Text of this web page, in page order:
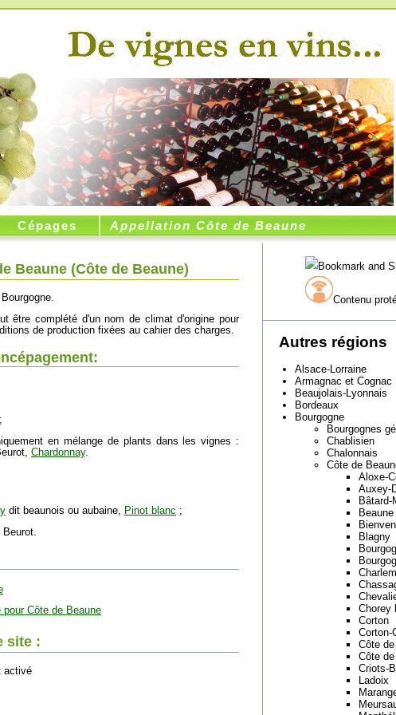
Cépages Appellation Côte de Beaune
Contenu
Autres régions
Alsace-Lorraine
Armagnac et Cognac
Beaujolais-Lyonnais
Bordeaux
Bourgogne
Bourgognes
Chablisien
Chalonnais
Côte de
Aloxe-
Auxey-
Bâtard-
Beaune
Blagny
Chorey
Corton
Corton-
Côte
Côte
Criots-
Ladoix
Beaune (Côte de Beaune)
être complété d'un nom de climat d'origine pour
de production fixées au cahier des charges.
en mélange de plants dans les vignes :
Chardonnay.
dit beaunois ou aubaine, Pinot blanc ;
Beurot.
Côte de Beaune
site :
activé